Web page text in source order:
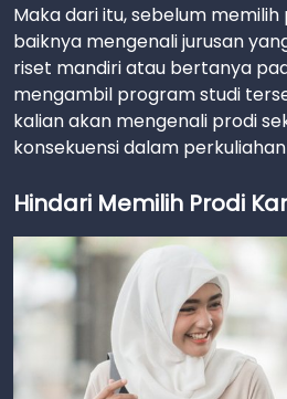
Maka dari itu, sebelum
baiknya mengenali jurusan
riset mandiri atau bertanya
mengambil program studi
kalian akan mengenali prodi
konsekuensi dalam
Hindari Memilih Prodi